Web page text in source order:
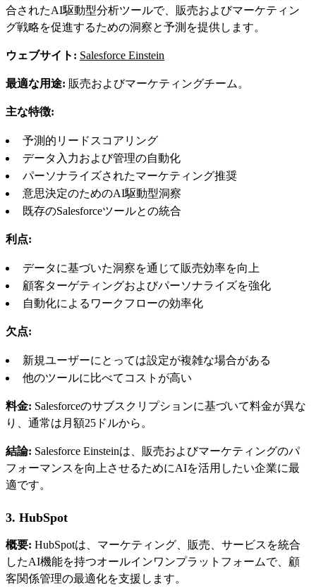
合されたAI駆動型分析ツールで、販売およびマーケティン
グ戦略を促進するための洞察と予測を提供します。
ウェブサイト: Salesforce Einstein
最適な用途: 販売およびマーケティングチーム。
主な特徴:
予測的リードスコアリング
データ入力および管理の自動化
パーソナライズされたマーケティング推奨
意思決定のためのAI駆動型洞察
既存のSalesforceツールとの統合
利点:
データに基づいた洞察を通じて販売効率を向上
顧客ターゲティングおよびパーソナライズを強化
自動化によるワークフローの効率化
欠点:
新規ユーザーにとっては設定が複雑な場合がある
他のツールに比べてコストが高い
料金: Salesforceのサブスクリプションに基づいて料金が異な
り、通常は月額25ドルから。
結論: Salesforce Einsteinは、販売およびマーケティングのパ
フォーマンスを向上させるためにAIを活用したい企業に最
適です。
3. HubSpot
概要: HubSpotは、マーケティング、販売、サービスを統合
したAI機能を持つオールインワンプラットフォームで、顧
客関係管理の最適化を支援します。